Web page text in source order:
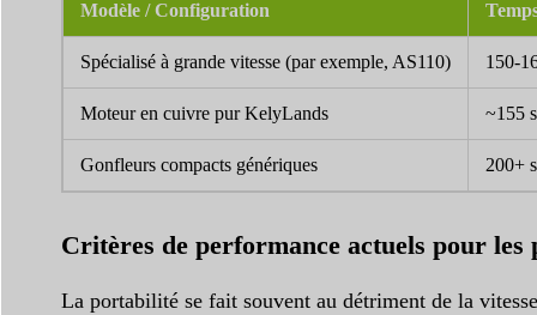
Modèle / Configuration
Spécialisé à grande vitesse (par exemple, AS110) 150-
Moteur en cuivre pur KelyLands ~155
Gonfleurs compacts génériques 200+
Critères de performance actuels pour les
La portabilité se fait souvent au détriment de la